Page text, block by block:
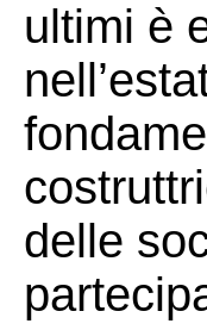
ultimi è
delle